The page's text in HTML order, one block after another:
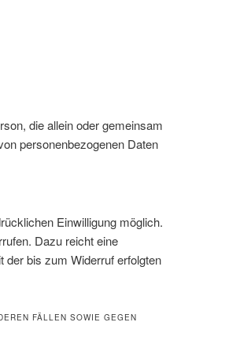
die allein oder gemeinsam
personenbezogenen Daten
Einwilligung möglich.
Dazu reicht eine
der bis zum Widerruf erfolgten
FÄLLEN SOWIE GEGEN